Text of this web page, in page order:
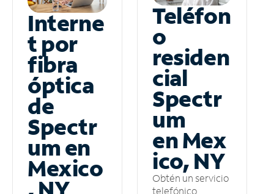
Interne
t por
fibra
óptica
de
Spectr
um en
Mexico
Teléfon
o
residen
cial
Spectr
um
en Mex
ico, NY
Obtén un servicio
telefónico